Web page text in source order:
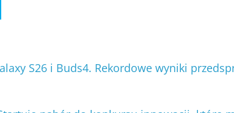
S26 i Buds4. Rekordowe wyniki